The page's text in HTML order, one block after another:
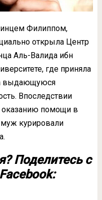
Филиппом,
открыла Центр
Аль-Валида ибн
где приняла
выдающуюся
Впоследствии
помощи в
курировали
Поделитесь с